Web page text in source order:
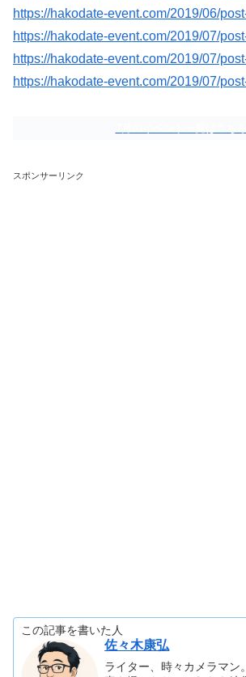
https://hakodate-event.com/2019/06/
https://hakodate-event.com/2019/07/
https://hakodate-event.com/2019/07/
https://hakodate-event.com/2019/07/
スポンサーリンク
この記事を書いた人
佐々木康弘
ライター、時々カメラマン